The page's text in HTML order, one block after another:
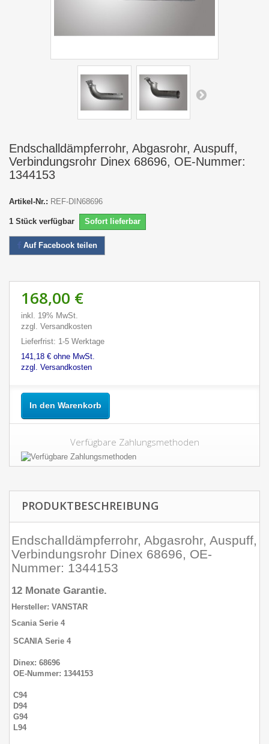
Endschalldämpferrohr, Abgasrohr, Auspuff,
Verbindungsrohr Dinex 68696, OE-Nummer:
1344153
Artikel-Nr.: REF-DIN68696
1 Stück verfügbar Sofort lieferbar
Auf Facebook teilen
168,00 €
inkl. 19% MwSt.
zzgl. Versandkosten
Lieferfrist: 1-5 Werktage
141,18 € ohne MwSt.
zzgl. Versandkosten
In den Warenkorb
Verfügbare Zahlungsmethoden
PRODUKTBESCHREIBUNG
Endschalldämpferrohr, Abgasrohr, Auspuff,
Verbindungsrohr Dinex 68696, OE-
Nummer: 1344153
12 Monate Garantie.
Hersteller: VANSTAR
Scania Serie 4
SCANIA Serie 4
Dinex: 68696
OE-Nummer: 1344153
C94
D94
G94
L94